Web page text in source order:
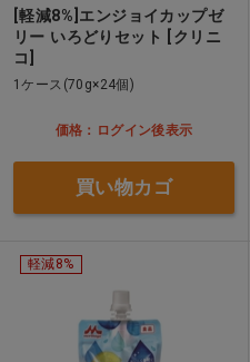
[軽減8%]エンジョイカップゼ
リー いろどりセット [クリニ
コ]
1ケース(70g×24個)
価格：ログイン後表示
買い物カゴ
軽減8%